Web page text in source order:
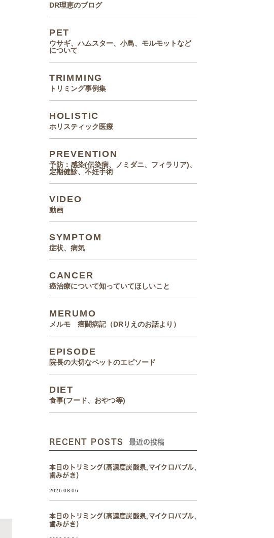
DR理恵のブログ
PET
ウサギ、ハムスター、小鳥、モルモットなど
について
TRIMMING
トリミング事例集
HOLISTIC
ホリスティック医療
PREVENTION
予防：感染(伝染病、ノミダニ、フィラリア)、
定期健診、不妊手術
VIDEO
動画
SYMPTOM
症状、病気
CANCER
癌治療について知っていてほしいこと
MERUMO
メルモ 癌闘病記（DRりえのお話より）
EPISODE
院長の大切なペットのエピソード
DIET
食事(フード、おやつ等)
RECENT POSTS 最近の投稿
本日のトリミング(高濃度炭酸泉,マイクロバブル,
歯みがき）
2026.08.06
本日のトリミング(高濃度炭酸泉,マイクロバブル,
歯みがき）